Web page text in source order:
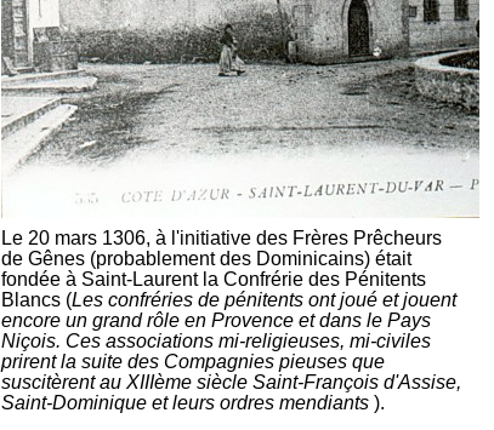
Le 20 mars 1306, à l'initiative des Frères Prêcheurs
de Gênes (probablement des Dominicains) était
fondée à Saint-Laurent la Confrérie des Pénitents
Blancs (Les confréries de pénitents ont joué et jouent
encore un grand rôle en Provence et dans le Pays
Niçois. Ces associations mi-religieuses, mi-civiles
prirent la suite des Compagnies pieuses que
suscitèrent au XIIIème siècle Saint-François d'Assise,
Saint-Dominique et leurs ordres mendiants ).